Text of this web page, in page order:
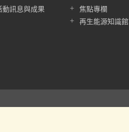
動訊息與成果 + 焦點專欄
+ 再生能源知識館